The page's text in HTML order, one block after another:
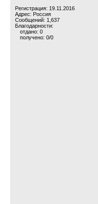
Регистрация: 19.11.2016
Адрес: Россия
Сообщений: 1,637
Благодарности:
отдано: 0
получено: 0/0